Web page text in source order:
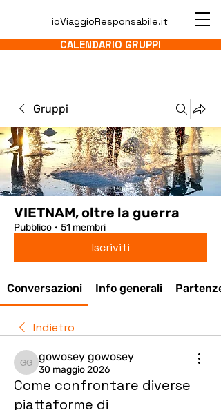
ioViaggioResponsabile.it
CALENDARIO GRUPPI
Gruppi
VIETNAM, oltre la guerra
Pubblico · 51 membri
Iscriviti
Conversazioni Info generali Partenze
Indietro
gowosey gowosey
gowosey gowosey
30 maggio 2026
Come confrontare diverse
piattaforme di